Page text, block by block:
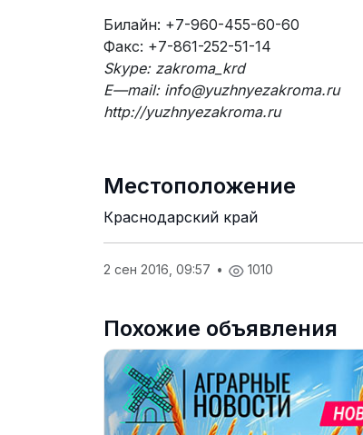
Билайн: +7-960-455-60-60
Факс: +7-861-252-51-14
Skype: zakroma_ krd
E—mail: info@yuzhnyezakroma.ru
http://yuzhnyezakroma.ru
Местоположение
Краснодарский край
2 сен 2016, 09:57 • 1010
Похожие объявления